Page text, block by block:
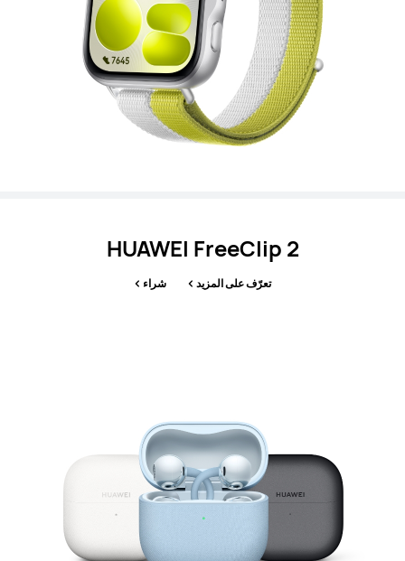
HUAWEI FreeClip 2
تعرّف على المزيد شراء